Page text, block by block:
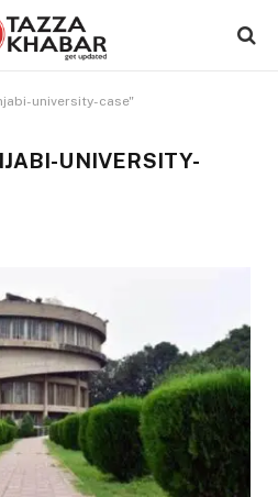
university-case"
UNIVERSITY-